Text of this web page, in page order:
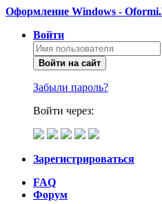
Оформление Windows -
Войти
Войти на сайт
Забыли пароль?
Войти через:
Зарегистрироваться
FAQ
Форум